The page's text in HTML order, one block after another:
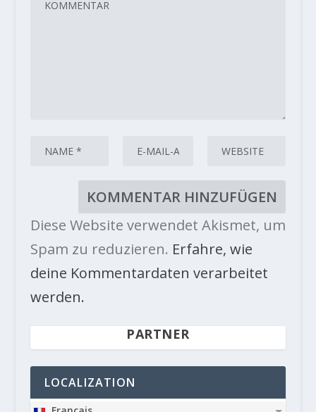
Diese Website verwendet Akismet, um
Spam zu reduzieren. Erfahre, wie
deine Kommentardaten verarbeitet
werden.
PARTNER
LOCALIZATION